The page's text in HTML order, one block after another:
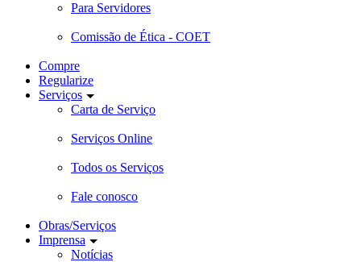
Para Servidores
Comissão de Ética - COET
Compre
Regularize
Serviços
Carta de Serviço
Serviços Online
Todos os Serviços
Fale conosco
Obras/Serviços
Imprensa
Notícias